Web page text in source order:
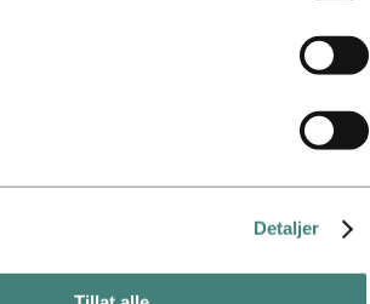
er databehandler for personopplysningene
informasjonskapsler nedenfor.
Detaljer